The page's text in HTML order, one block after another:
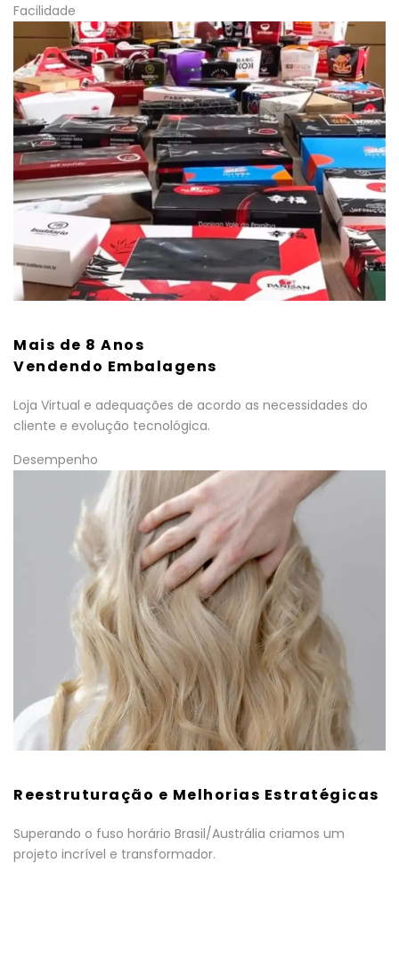
Facilidade
Mais de 8 Anos
Vendendo Embalagens
Loja Virtual e adequações de acordo as necessidades do
cliente e evolução tecnológica.
Desempenho
Reestruturação e Melhorias Estratégicas
Superando o fuso horário Brasil/Austrália criamos um
projeto incrível e transformador.